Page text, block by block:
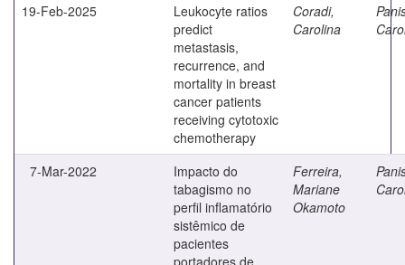
19-Feb-2025
Leukocyte ratios
predict
metastasis,
recurrence, and
mortality in breast
cancer patients
receiving cytotoxic
chemotherapy
Coradi,
Carolina
7-Mar-2022
Impacto do
tabagismo no
perfil inflamatório
sistêmico de
pacientes
portadores de
Ferreira,
Mariane
Okamoto